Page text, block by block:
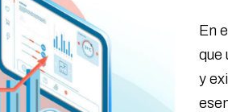
En
que
y